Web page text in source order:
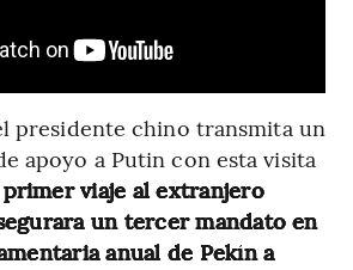
presidente chino transmita un
apoyo a Putin con esta visita
viaje al extranjero
un tercer mandato en
anual de Pekín a